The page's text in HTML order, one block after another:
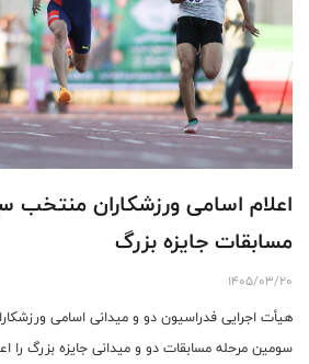
اعلام اسامی ورزشکاران منتخب
مسابقات جایزه بزرگ
1405/03/20
هیأت اجرایی فدراسیون دو و میدانی اسامی
سومین مرحله مسابقات دو و میدانی جایزه بزرگ را